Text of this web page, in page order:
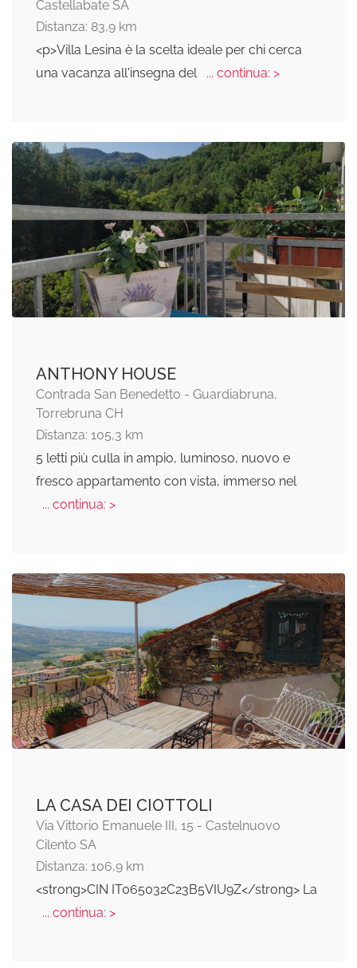
Castellabate SA
Distanza: 83,9 km
<p>Villa Lesina è la scelta ideale per chi cerca
una vacanza all'insegna del
... continua: >
ANTHONY HOUSE
Contrada San Benedetto - Guardiabruna,
Torrebruna CH
Distanza: 105,3 km
5 letti più culla in ampio, luminoso, nuovo e
fresco appartamento con vista, immerso nel
... continua: >
LA CASA DEI CIOTTOLI
Via Vittorio Emanuele III, 15 - Castelnuovo
Cilento SA
Distanza: 106,9 km
<strong>CIN IT065032C23B5VIU9Z</strong> La
... continua: >